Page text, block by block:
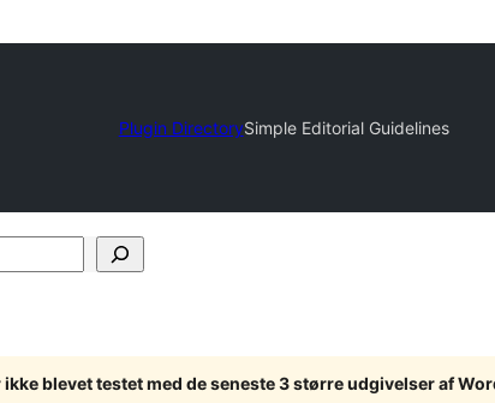
Plugin DirectorySimple Editorial Guidelines
ikke blevet testet med de seneste 3 større udgivelser af